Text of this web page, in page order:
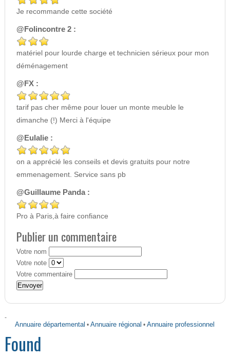
Je recommande cette société
@Folincontre 2 :
matériel pour lourde charge et technicien sérieux pour mon
déménagement
@FX :
tarif pas cher même pour louer un monte meuble le
dimanche (!) Merci à l'équipe
@Eulalie :
on a apprécié les conseils et devis gratuits pour notre
emmenagement. Service sans pb
@Guillaume Panda :
Pro à Paris,à faire confiance
Publier un commentaire
Votre nom
Votre note
Votre commentaire
-
Annuaire départemental •Annuaire régional •Annuaire professionnel
Found